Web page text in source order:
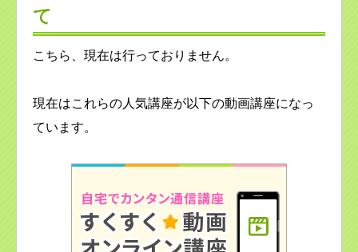
て
こちら、現在は行っておりません。
現在はこれらの人気講座が以下の動画講座になっ
ています。